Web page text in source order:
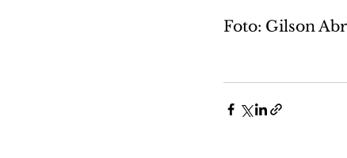
Foto: Gilson